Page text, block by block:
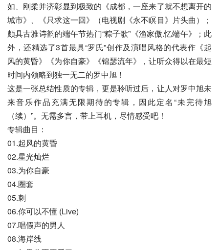
如、刚柔并济彰显到极致的《成都，一座来了就不想离开的
城市》、《只求这一回》（电视剧《永不瞑目》片头曲）；
颇具古雅诗韵的端午节热门“粽子歌”《渔家傲.忆端午》；此
外，还精选了3首最具“罗氏”创作及演唱风格的代表作《起
风的黄昏》《为你自豪》《锦瑟流年》，让听众得以在最短
时间内领略到独一无二的罗中旭！
这是一张总结性质的专辑，更是聆听过后，让人对罗中旭未
来音乐作品充满无限期待的专辑，因此定名“未完待旭
（续）”。无需多言，带上耳机，尽情感受吧！
专辑曲目：
01.起风的黄昏
02.星光灿烂
03.为你自豪
04.圈套
05.刺
06.你可以不懂 (Live)
07.唱假声的男人
08.海岸线